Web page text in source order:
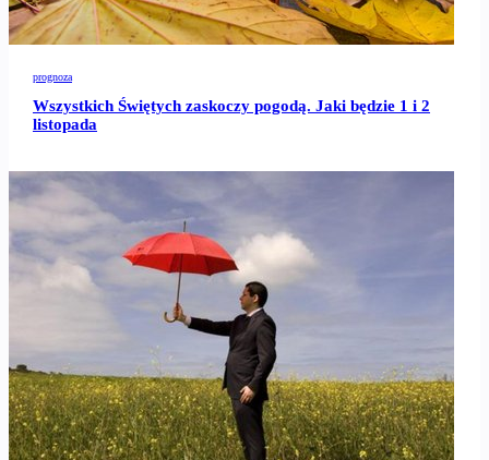
prognoza
Wszystkich Świętych zaskoczy pogodą. Jaki będzie 1 i 2
listopada